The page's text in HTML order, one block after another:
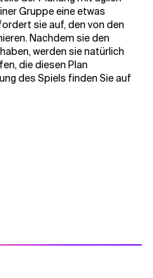
Gruppe eine etwas
sie auf, den von den
Nachdem sie den
werden sie natürlich
die diesen Plan
des Spiels finden Sie auf